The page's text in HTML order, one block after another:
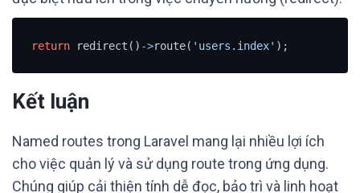
return redirect() ->route( 'users.index' );
Kết luận
Named routes trong Laravel mang lại nhiều lợi ích
cho việc quản lý và sử dụng route trong ứng dụng.
Chúng giúp cải thiện tính dễ đọc, bảo trì và linh hoạt